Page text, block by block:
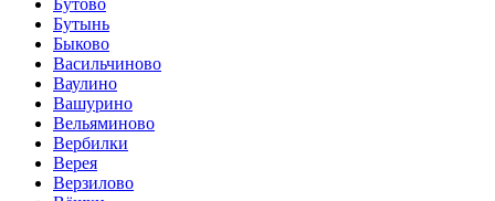
Бутово
Бутынь
Быково
Васильчиново
Ваулино
Вашурино
Вельяминово
Вербилки
Верея
Верзилово